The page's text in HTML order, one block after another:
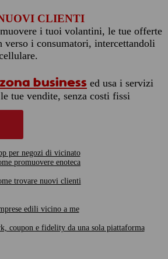
CLIENTI
i tuoi volantini, le tue offerte
verso i consumatori, intercettandoli
business ed usa i servizi
tue vendite, senza costi fissi
per negozi di vicinato
promuovere enoteca
trovare nuovi clienti
edili vicino a me
coupon e fidelity da una sola piattaforma